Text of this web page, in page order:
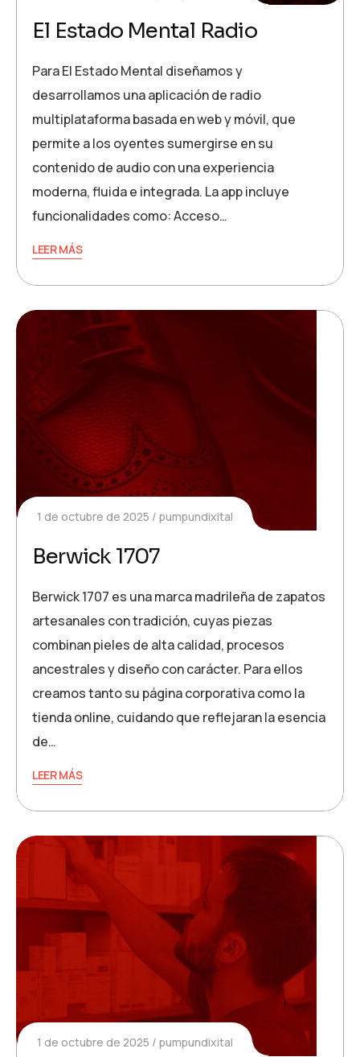
El Estado Mental Radio
Para El Estado Mental diseñamos y
desarrollamos una aplicación de radio
multiplataforma basada en web y móvil, que
permite a los oyentes sumergirse en su
contenido de audio con una experiencia
moderna, fluida e integrada. La app incluye
funcionalidades como: Acceso…
LEER MÁS
1 de octubre de 2025 pumpundixital
Berwick 1707
Berwick 1707 es una marca madrileña de zapatos
artesanales con tradición, cuyas piezas
combinan pieles de alta calidad, procesos
ancestrales y diseño con carácter. Para ellos
creamos tanto su página corporativa como la
tienda online, cuidando que reflejaran la esencia
de…
LEER MÁS
1 de octubre de 2025 pumpundixital